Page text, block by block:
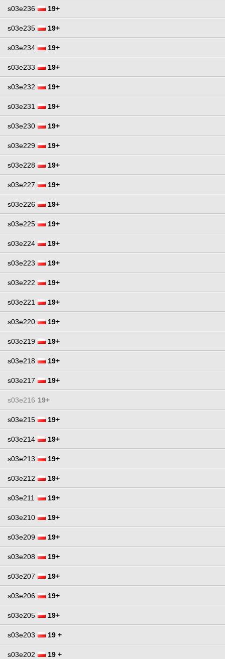
s03e236 19+
s03e235 19+
s03e234 19+
s03e233 19+
s03e232 19+
s03e231 19+
s03e230 19+
s03e229 19+
s03e228 19+
s03e227 19+
s03e226 19+
s03e225 19+
s03e224 19+
s03e223 19+
s03e222 19+
s03e221 19+
s03e220 19+
s03e219 19+
s03e218 19+
s03e217 19+
s03e216 19+
s03e215 19+
s03e214 19+
s03e213 19+
s03e212 19+
s03e211 19+
s03e210 19+
s03e209 19+
s03e208 19+
s03e207 19+
s03e206 19+
s03e205 19+
s03e203 19 +
s03e202 19 +